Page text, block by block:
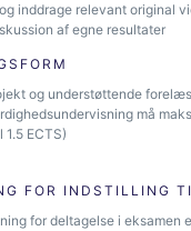
inddrage relevant original
af egne resultater
og understøttende
må
ECTS)
FOR INDSTILLING
for deltagelse i eksamen